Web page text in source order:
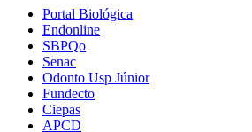
Portal Biológica
Endonline
SBPQo
Senac
Odonto Usp Júnior
Fundecto
Ciepas
APCD